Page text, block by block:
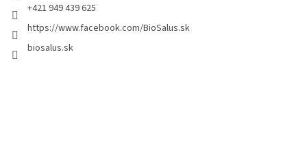
+421 949 439 625
https://www.facebook.com/BioSalus.sk
biosalus.sk